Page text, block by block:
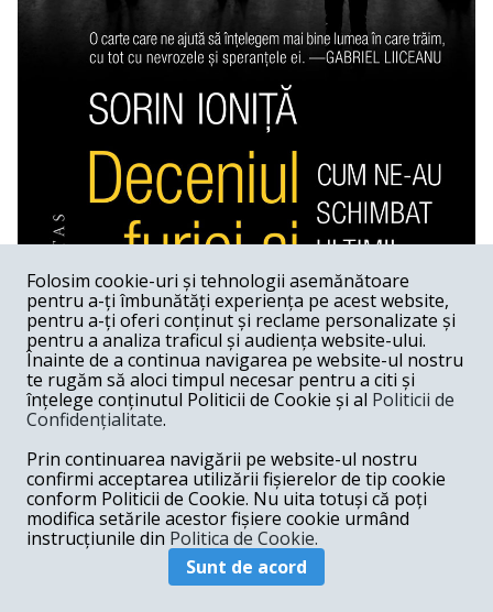
Sorin Ioniță e unul dintre puținii analiști
veritabili de la noi. Are toate calitățile: culege
informații relevante despre subiectul tratat,
chibzuiește lucrurile fără a ține partea cuiva,
trage concluzii originale și nu e încrâncenat.
Folosim cookie-uri și tehnologii asemănătoare
pentru a-ți îmbunătăți experiența pe acest website,
pentru a-ți oferi conținut și reclame personalizate și
pentru a analiza traficul și audiența website-ului.
Înainte de a continua navigarea pe website-ul nostru
te rugăm să aloci timpul necesar pentru a citi și
înțelege conținutul Politicii de Cookie și al Politicii de
Confidențialitate.
Prin continuarea navigării pe website-ul nostru
confirmi acceptarea utilizării fișierelor de tip cookie
conform Politicii de Cookie. Nu uita totuși că poți
modifica setările acestor fișiere cookie urmând
instrucțiunile din Politica de Cookie.
Sunt de acord